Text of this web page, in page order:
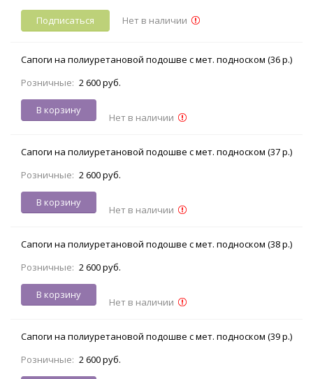
Подписаться Нет в наличии
Сапоги на полиуретановой подошве с мет. подноском (36 р.)
Розничные: 2 600 руб.
В корзину
Нет в наличии
Сапоги на полиуретановой подошве с мет. подноском (37 р.)
Розничные: 2 600 руб.
В корзину
Нет в наличии
Сапоги на полиуретановой подошве с мет. подноском (38 р.)
Розничные: 2 600 руб.
В корзину
Нет в наличии
Сапоги на полиуретановой подошве с мет. подноском (39 р.)
Розничные: 2 600 руб.